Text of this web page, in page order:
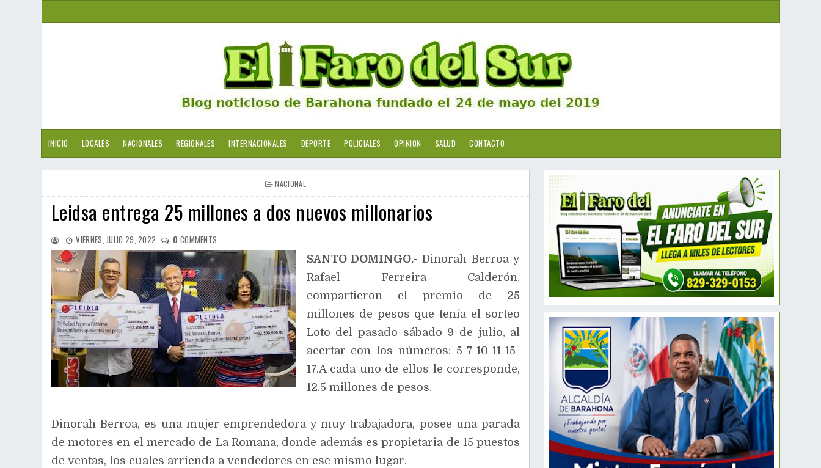
INICIO LOCALES NACIONALES REGIONALES INTERNACIONALES DEPORTE POLICIALES OPINION SALUD CONTACTO
NACIONAL
Leidsa entrega 25 millones a dos nuevos millonarios
VIERNES, JULIO 29, 2022 0 COMMENTS
SANTO DOMINGO.-Dinorah Berroa y
Rafael Ferreira Calderón,
compartieron el premio de 25
millones de pesos que tenía el sorteo
Loto del pasado sábado 9 de julio, al
acertar con los números: 5-7-10-11-15-
17.A cada uno de ellos le corresponde,
12.5 millones de pesos.
Dinorah Berroa, es una mujer emprendedora y muy trabajadora, posee una parada
de motores en el mercado de La Romana, donde además es propietaria de 15 puestos
de ventas, los cuales arrienda a vendedores en ese mismo lugar.